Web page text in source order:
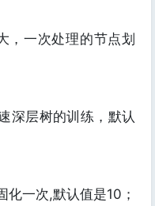
，一次处理的节点划
深层树的训练，默认
化一次,默认值是10；